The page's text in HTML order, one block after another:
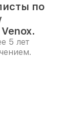
по
5 лет